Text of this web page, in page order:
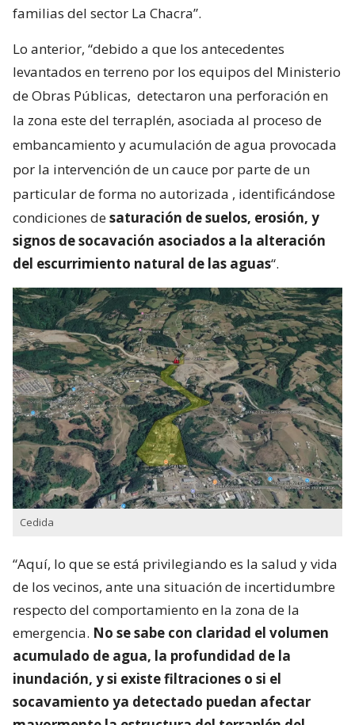
familias del sector La Chacra”.
Lo anterior, “debido a que los antecedentes
levantados en terreno por los equipos del Ministerio
de Obras Públicas, detectaron una perforación en
la zona este del terraplén, asociada al proceso de
embancamiento y acumulación de agua provocada
por la intervención de un cauce por parte de un
particular de forma no autorizada , identificándose
condiciones desaturación de suelos, erosión, y
signos de socavación asociados a la alteración
del escurrimiento natural de las aguas“.
Cedida
“Aquí, lo que se está privilegiando es la salud y vida
de los vecinos, ante una situación de incertidumbre
respecto del comportamiento en la zona de la
emergencia. No se sabe con claridad el volumen
acumulado de agua, la profundidad de la
inundación, y si existe filtraciones o si el
socavamiento ya detectado puedan afectar